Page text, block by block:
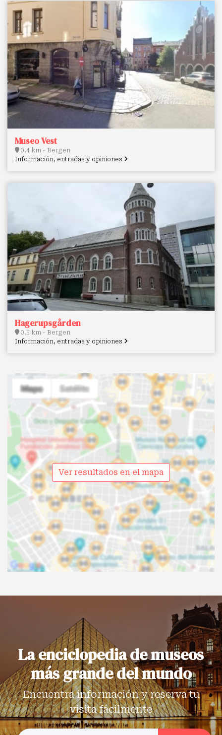
Museo Vest
0.4 km - Bergen
Información, entradas y opiniones
Hagerupsgården
0.5 km - Bergen
Información, entradas y opiniones
Ver resultados en el mapa
La enciclopedia de museos
más grande del mundo
Encuentra información y reserva tu
visita fácilmente